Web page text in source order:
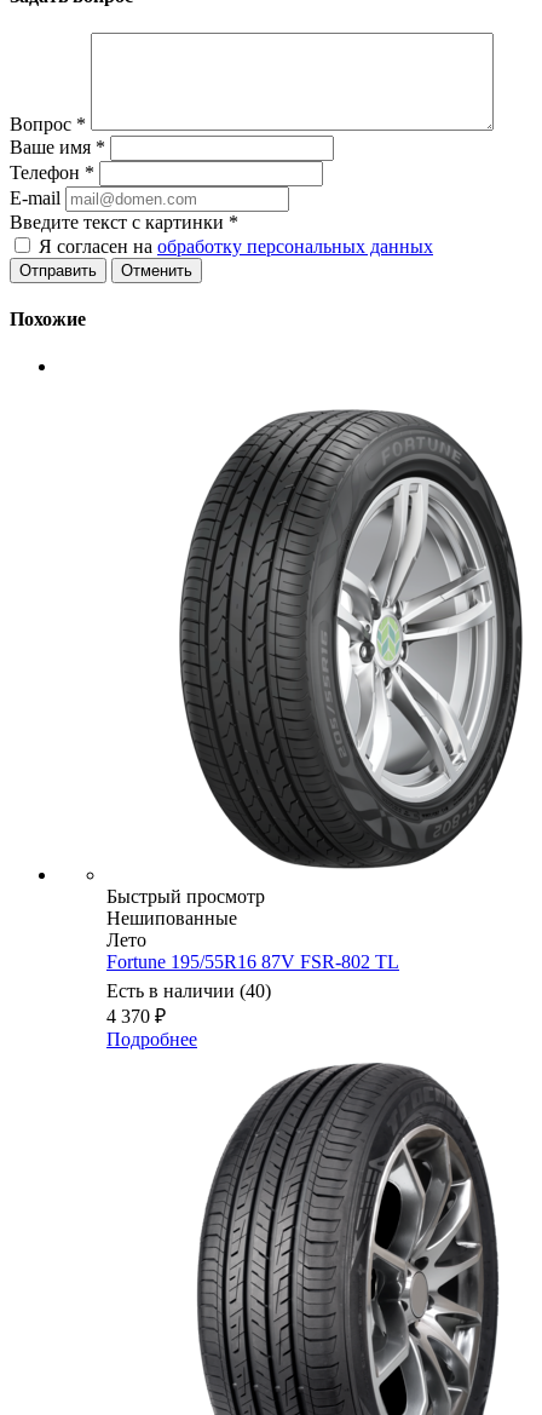
Вопрос *
Ваше имя *
Телефон *
E-mail
Введите текст с картинки *
Я согласен на обработку персональных данных
Отменить
Похожие
Быстрый просмотр
Нешипованные
Лето
Fortune 195/55R16 87V FSR-802 TL
Есть в наличии (40)
4 370 ₽
Подробнее